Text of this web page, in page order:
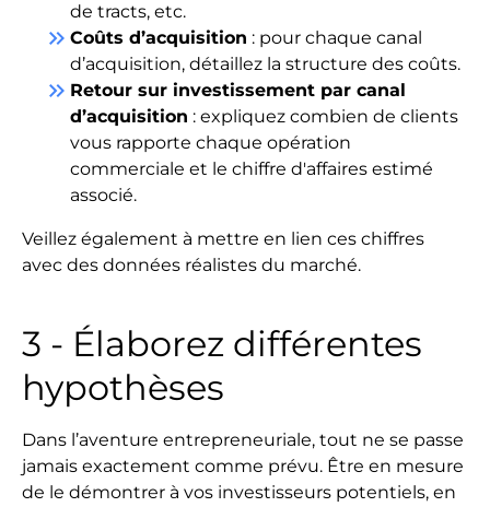
de tracts, etc.
keyboard_double_arrow_right Coûts d’acquisition : pour chaque canal
d’acquisition, détaillez la structure des coûts.
keyboard_double_arrow_right Retour sur investissement par canal
d’acquisition : expliquez combien de clients
vous rapporte chaque opération
commerciale et le chiffre d'affaires estimé
associé.
Veillez également à mettre en lien ces chiffres
avec des données réalistes du marché.
3 - Élaborez différentes
hypothèses
Dans l’aventure entrepreneuriale, tout ne se passe
jamais exactement comme prévu. Être en mesure
de le démontrer à vos investisseurs potentiels, en